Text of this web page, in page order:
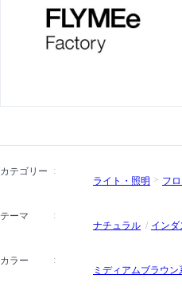
カテゴリー
ライト・照明
フ
テーマ
ナチュラル
イン
カラー
ミディアムブラウン